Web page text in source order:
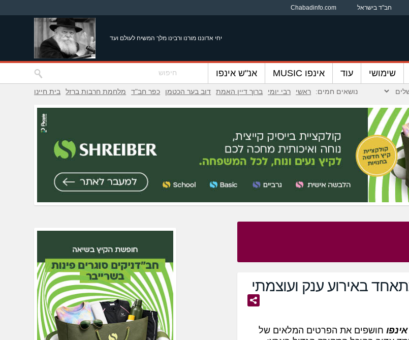
חב"ד בישראל Chabadinfo.com
יחי אדוננו מורנו ורבינו מלך המשיח לעולם ועד
שימושי עוד אינפו MUSIC אנ"ש אינפו
נושאים חמים: ראשי רבי יומי ברוך דיין האמת דוב בער הכטמן כפר חב"ד מלחמת חרבות ברזל בית חיינו
באירוע ענק ועוצמתי
חושפים את הפרטים המלאים של